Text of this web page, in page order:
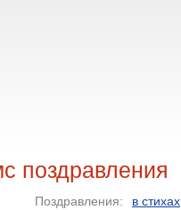
поздравления
Поздравления: в стихах